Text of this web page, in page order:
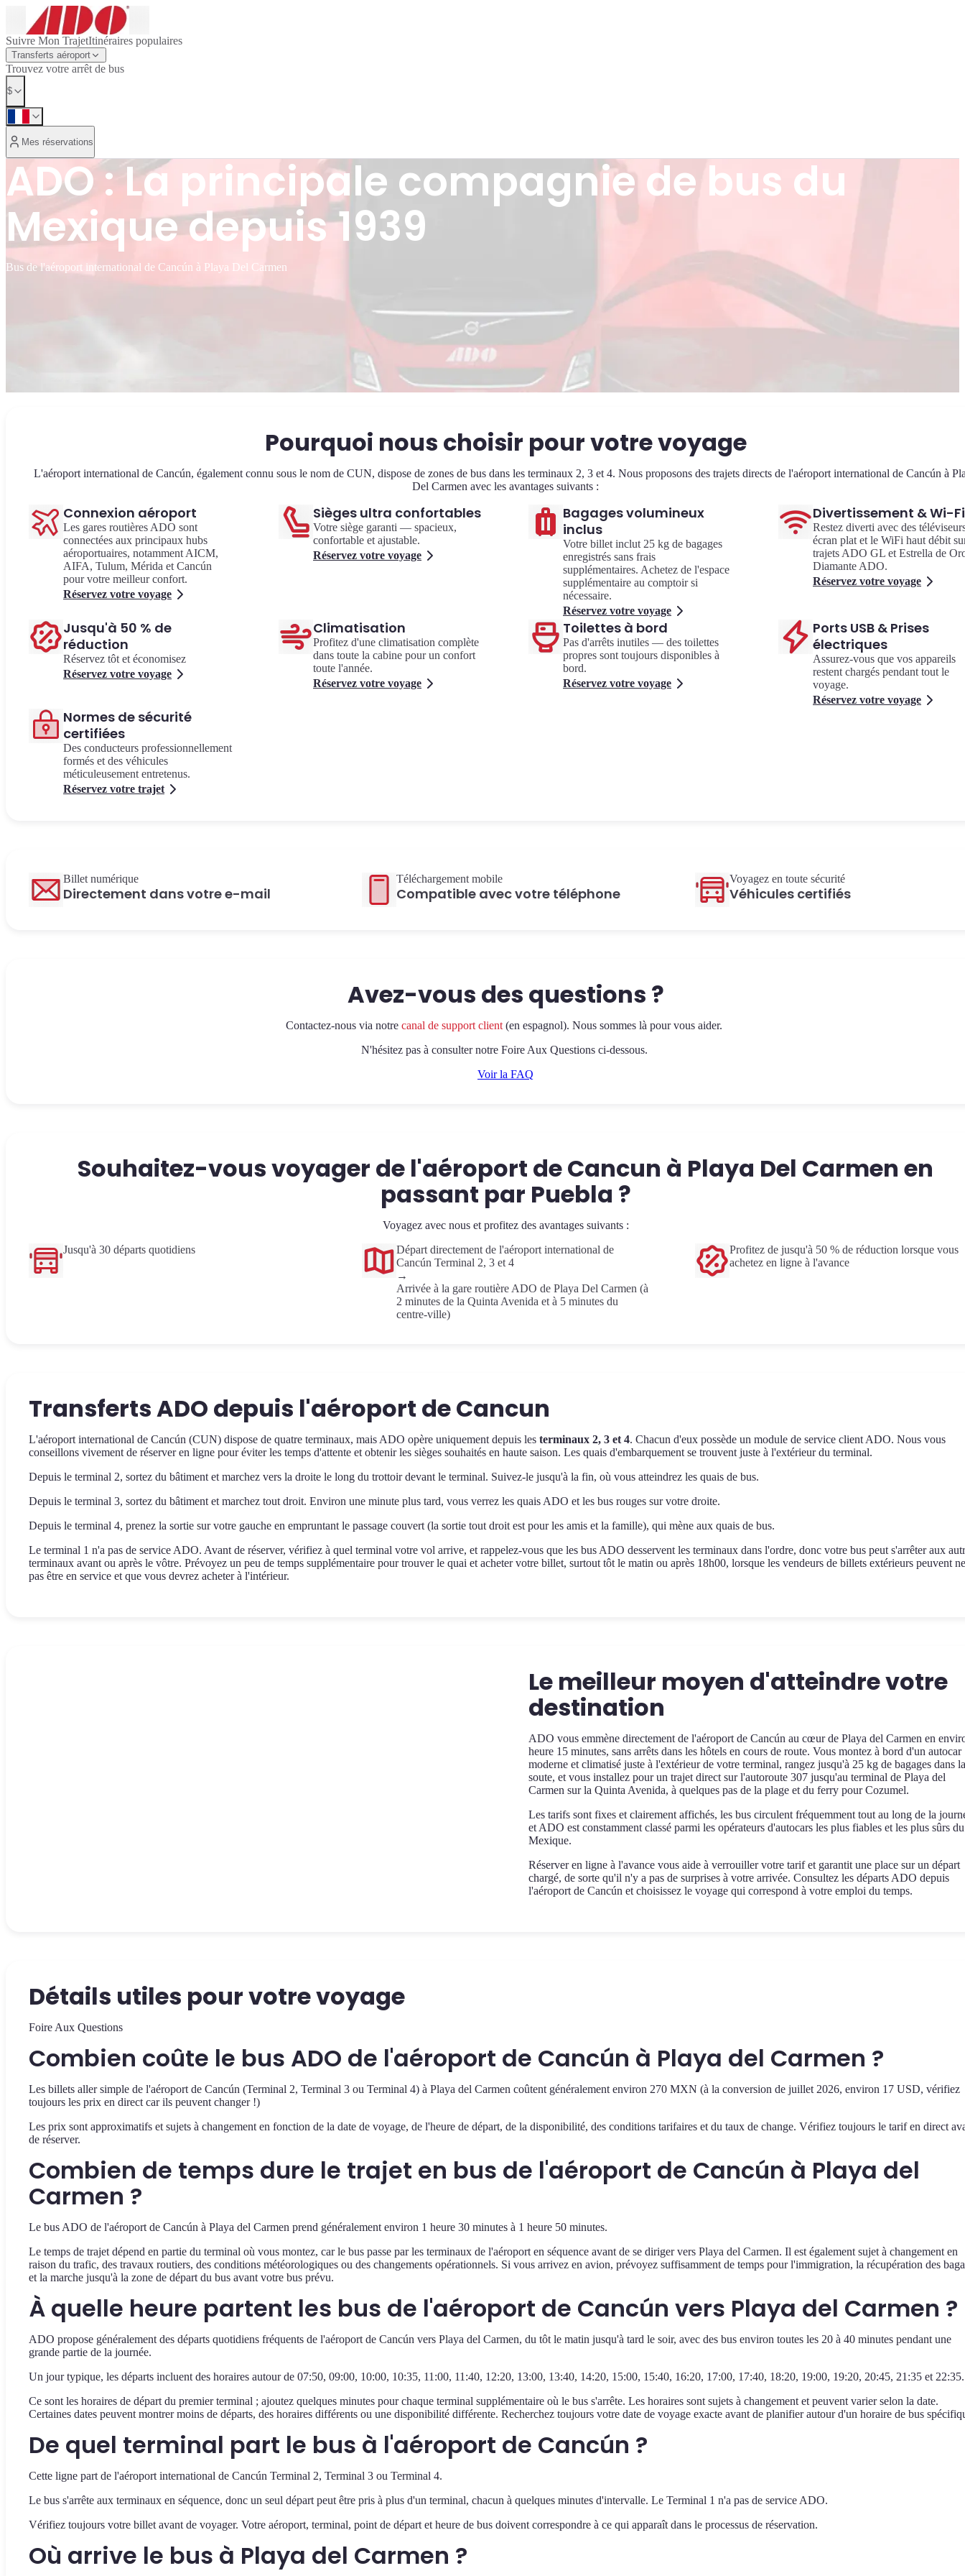
Suivre Mon TrajetItinéraires populaires
Transferts aéroport
Trouvez votre arrêt de bus
$
Mes réservations
ADO : La principale compagnie de bus du
Mexique depuis 1939
Bus de l'aéroport international de Cancún à Playa Del Carmen
Pourquoi nous choisir pour votre voyage
L'aéroport international de Cancún, également connu sous le nom de CUN, dispose de zones de bus dans les terminaux 2, 3 et 4. Nous proposons des trajets directs de l'aéroport international de Cancún à
Del Carmen avec les avantages suivants :
Connexion aéroport
Les gares routières ADO sont
connectées aux principaux hubs
aéroportuaires, notamment AICM,
AIFA, Tulum, Mérida et Cancún
pour votre meilleur confort.
Réservez votre voyage
Sièges ultra confortables
Votre siège garanti — spacieux,
confortable et ajustable.
Réservez votre voyage
Bagages volumineux
inclus
Votre billet inclut 25 kg de bagages
enregistrés sans frais
supplémentaires. Achetez de l'espace
supplémentaire au comptoir si
nécessaire.
Réservez votre voyage
Divertissement & Wi-Fi
Restez diverti avec des
écran plat et le WiFi haut débit
trajets ADO GL et Estrella de
Diamante ADO.
Réservez votre voyage
Jusqu'à 50 % de
réduction
Réservez tôt et économisez
Réservez votre voyage
Climatisation
Profitez d'une climatisation complète
dans toute la cabine pour un confort
toute l'année.
Réservez votre voyage
Toilettes à bord
Pas d'arrêts inutiles — des toilettes
propres sont toujours disponibles à
bord.
Réservez votre voyage
Ports USB & Prises
électriques
Assurez-vous que vos appareils
restent chargés pendant tout le
voyage.
Réservez votre voyage
Normes de sécurité
certifiées
Des conducteurs professionnellement
formés et des véhicules
méticuleusement entretenus.
Réservez votre trajet
Billet numérique
Directement dans votre e-mail
Téléchargement mobile
Compatible avec votre téléphone
Voyagez en toute sécurité
Véhicules certifiés
Avez-vous des questions ?
Contactez-nous via notre canal de support client (en espagnol). Nous sommes là pour vous aider.
N'hésitez pas à consulter notre Foire Aux Questions ci-dessous.
Voir la FAQ
Souhaitez-vous voyager de l'aéroport de Cancun à Playa Del Carmen en
passant par Puebla ?
Voyagez avec nous et profitez des avantages suivants :
Jusqu'à 30 départs quotidiens
Départ directement de l'aéroport international de
Cancún Terminal 2, 3 et 4
→
Arrivée à la gare routière ADO de Playa Del Carmen (à
2 minutes de la Quinta Avenida et à 5 minutes du
centre-ville)
Profitez de jusqu'à 50 % de réduction lorsque vous
achetez en ligne à l'avance
Transferts ADO depuis l'aéroport de Cancun
L'aéroport international de Cancún (CUN) dispose de quatre terminaux, mais ADO opère uniquement depuis les terminaux 2, 3 et 4. Chacun d'eux possède un module de service client ADO. Nous vous
conseillons vivement de réserver en ligne pour éviter les temps d'attente et obtenir les sièges souhaités en haute saison. Les quais d'embarquement se trouvent juste à l'extérieur du terminal.
Depuis le terminal 2, sortez du bâtiment et marchez vers la droite le long du trottoir devant le terminal. Suivez-le jusqu'à la fin, où vous atteindrez les quais de bus.
Depuis le terminal 3, sortez du bâtiment et marchez tout droit. Environ une minute plus tard, vous verrez les quais ADO et les bus rouges sur votre droite.
Depuis le terminal 4, prenez la sortie sur votre gauche en empruntant le passage couvert (la sortie tout droit est pour les amis et la famille), qui mène aux quais de bus.
Le terminal 1 n'a pas de service ADO. Avant de réserver, vérifiez à quel terminal votre vol arrive, et rappelez-vous que les bus ADO desservent les terminaux dans l'ordre, donc votre bus peut s'arrêter aux
terminaux avant ou après le vôtre. Prévoyez un peu de temps supplémentaire pour trouver le quai et acheter votre billet, surtout tôt le matin ou après 18h00, lorsque les vendeurs de billets extérieurs peuvent ne
pas être en service et que vous devrez acheter à l'intérieur.
Le meilleur moyen d'atteindre votre
destination
ADO vous emmène directement de l'aéroport de Cancún au cœur de Playa del Carmen en
heure 15 minutes, sans arrêts dans les hôtels en cours de route. Vous montez à bord d'un autocar
moderne et climatisé juste à l'extérieur de votre terminal, rangez jusqu'à 25 kg de bagages dans la
soute, et vous installez pour un trajet direct sur l'autoroute 307 jusqu'au terminal de Playa del
Carmen sur la Quinta Avenida, à quelques pas de la plage et du ferry pour Cozumel.
Les tarifs sont fixes et clairement affichés, les bus circulent fréquemment tout au long de la
et ADO est constamment classé parmi les opérateurs d'autocars les plus fiables et les plus sûrs du
Mexique.
Réserver en ligne à l'avance vous aide à verrouiller votre tarif et garantit une place sur un départ
chargé, de sorte qu'il n'y a pas de surprises à votre arrivée. Consultez les départs ADO depuis
l'aéroport de Cancún et choisissez le voyage qui correspond à votre emploi du temps.
Détails utiles pour votre voyage
Foire Aux Questions
Combien coûte le bus ADO de l'aéroport de Cancún à Playa del Carmen ?
Les billets aller simple de l'aéroport de Cancún (Terminal 2, Terminal 3 ou Terminal 4) à Playa del Carmen coûtent généralement environ 270 MXN (à la conversion de juillet 2026, environ 17 USD, vérifiez
toujours les prix en direct car ils peuvent changer !)
Les prix sont approximatifs et sujets à changement en fonction de la date de voyage, de l'heure de départ, de la disponibilité, des conditions tarifaires et du taux de change. Vérifiez toujours le tarif en direct
de réserver.
Combien de temps dure le trajet en bus de l'aéroport de Cancún à Playa del
Carmen ?
Le bus ADO de l'aéroport de Cancún à Playa del Carmen prend généralement environ 1 heure 30 minutes à 1 heure 50 minutes.
Le temps de trajet dépend en partie du terminal où vous montez, car le bus passe par les terminaux de l'aéroport en séquence avant de se diriger vers Playa del Carmen. Il est également sujet à changement en
raison du trafic, des travaux routiers, des conditions météorologiques ou des changements opérationnels. Si vous arrivez en avion, prévoyez suffisamment de temps pour l'immigration, la récupération des
et la marche jusqu'à la zone de départ du bus avant votre bus prévu.
À quelle heure partent les bus de l'aéroport de Cancún vers Playa del Carmen ?
ADO propose généralement des départs quotidiens fréquents de l'aéroport de Cancún vers Playa del Carmen, du tôt le matin jusqu'à tard le soir, avec des bus environ toutes les 20 à 40 minutes pendant une
grande partie de la journée.
Un jour typique, les départs incluent des horaires autour de 07:50, 09:00, 10:00, 10:35, 11:00, 11:40, 12:20, 13:00, 13:40, 14:20, 15:00, 15:40, 16:20, 17:00, 17:40, 18:20, 19:00, 19:20, 20:45, 21:35 et 22:35.
Ce sont les horaires de départ du premier terminal ; ajoutez quelques minutes pour chaque terminal supplémentaire où le bus s'arrête. Les horaires sont sujets à changement et peuvent varier selon la date.
Certaines dates peuvent montrer moins de départs, des horaires différents ou une disponibilité différente. Recherchez toujours votre date de voyage exacte avant de planifier autour d'un horaire de bus
De quel terminal part le bus à l'aéroport de Cancún ?
Cette ligne part de l'aéroport international de Cancún Terminal 2, Terminal 3 ou Terminal 4.
Le bus s'arrête aux terminaux en séquence, donc un seul départ peut être pris à plus d'un terminal, chacun à quelques minutes d'intervalle. Le Terminal 1 n'a pas de service ADO.
Vérifiez toujours votre billet avant de voyager. Votre aéroport, terminal, point de départ et heure de bus doivent correspondre à ce qui apparaît dans le processus de réservation.
Où arrive le bus à Playa del Carmen ?